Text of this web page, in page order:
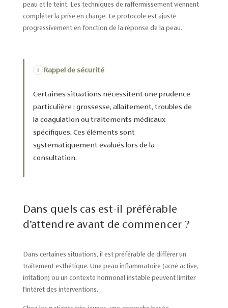
peau et le teint. Les techniques de raffermissement viennent
compléter la prise en charge. Le protocole est ajusté
progressivement en fonction de la réponse de la peau.
i Rappel de sécurité
Certaines situations nécessitent une prudence
particulière : grossesse, allaitement, troubles de
la coagulation ou traitements médicaux
spécifiques. Ces éléments sont
systématiquement évalués lors de la
consultation.
Dans quels cas est-il préférable
d’attendre avant de commencer ?
Dans certaines situations, il est préférable de différer un
traitement esthétique. Une peau inflammatoire (acné active,
irritation) ou un contexte hormonal instable peuvent limiter
l’intérêt des interventions.